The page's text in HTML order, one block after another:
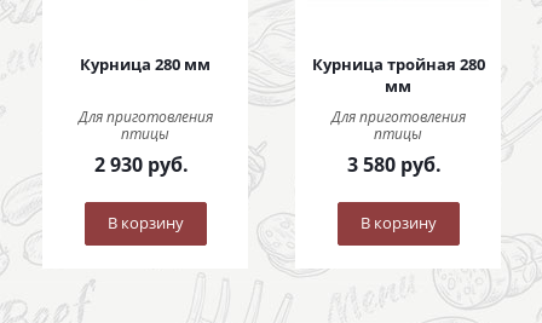
Курница 280 мм
Для приготовления
птицы
2 930руб.
В корзину
Курница тройная 280
мм
Для приготовления
птицы
3 580руб.
В корзину